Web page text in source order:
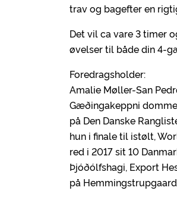
trav og bagefter en
Det vil ca vare 3 timer
øvelser til både din 4-
Foredragsholder:
Amalie Møller-San
Gæðingakeppni
på Den Danske
hun i finale til istølt,
red i 2017 sit 10
Þjóðólfshagi, Export
på